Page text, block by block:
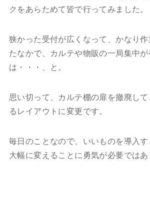
クをあらためて皆で行ってみました。
狭かった受付が広くなって、かなり
たなかで、カルテや物販の一局集中
は・・・、と。
思い切って、カルテ棚の扉を撤廃し
るレイアウトに変更です。
毎日のことなので、いいものを導入
大幅に変えることに勇気が必要ではあ